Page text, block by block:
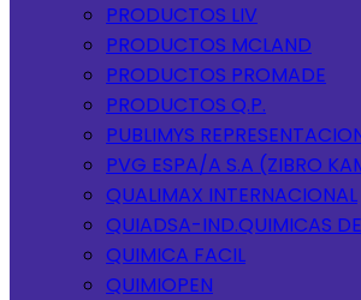
PRODUCTOS LIV
PRODUCTOS MCLAND
PRODUCTOS PROMADE
PRODUCTOS Q.P.
PUBLIMYS
PVG ESPA/A S.A (ZIBRO
QUALIMAX INTERNACIONAL
QUIADSA-IND.QUIMICAS
QUIMICA FACIL
QUIMIOPEN